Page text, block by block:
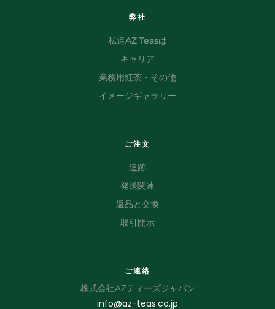
弊社
私達AZ Teasは
キャリア
業務用紅茶・その他
イメージギャラリー
ご注文
追跡
発送関連
返品と交換
取引開示
ご連絡
株式会社AZティーズジャパン
info@az-teas.co.jp